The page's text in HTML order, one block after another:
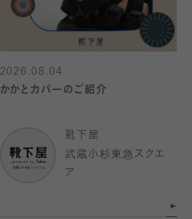
2026.08.04
かかとカバーのご紹介
靴下屋
武蔵小杉東急スクエ
ア